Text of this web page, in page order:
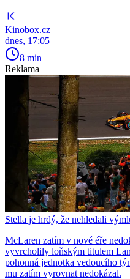
Kinobox.cz
dnes, 17:05
8 min
Reklama
Stella je hrdý, že nehledali
McLaren zatím v nové éře
vyvrcholily loňským titulem
pohonná jednotka vedoucího
mu zatím vyrovnat nedokázal.